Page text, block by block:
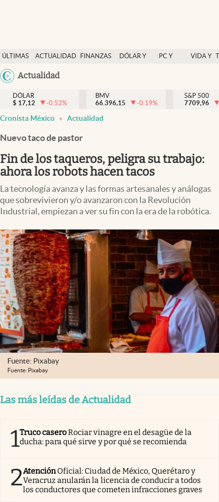
ÚLTIMAS
NOTICIAS
ACTUALIDAD
FINANZAS
DÓLAR Y
PC Y
VIDA Y
México
Actualidad
Actualidad
Finanzas y economía
Dólar y mercados
Pc y celular
Vida y estilo
Tv
Espiritualidad
Mediakit
abre en nueva pestaña
México
DÓLAR
$ 17,12 -0.52%
BMV
66.396,15
-0.19%
S&P 500
7709,96
Cronista México Actualidad
Nuevo taco de pastor
Fin de los taqueros, peligra su trabajo:
ahora los robots hacen tacos
La tecnología avanza y las formas artesanales y análogas
que sobrevivieron y/o avanzaron con la Revolución
Industrial, empiezan a ver su fin con la era de la robótica.
Fuente: Pixabay
Fuente: Pixabay
Las más leídas de Actualidad
1Truco caseroRociar vinagre en el desagüe de la
ducha: para qué sirve y por qué se recomienda
2AtenciónOficial: Ciudad de México, Querétaro y
Veracruz anularán la licencia de conducir a todos
los conductores que cometen infracciones graves